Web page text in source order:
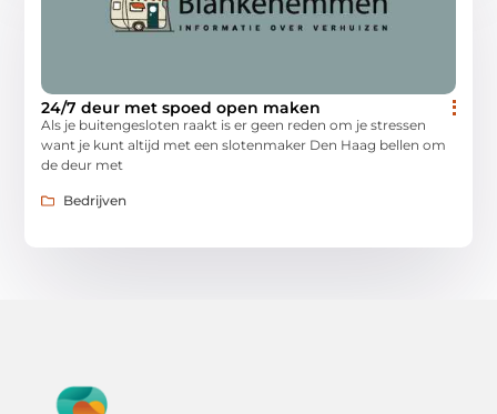
24/7 deur met spoed open maken
Als je buitengesloten raakt is er geen reden om je stressen
want je kunt altijd met een slotenmaker Den Haag bellen om
de deur met
Bedrijven